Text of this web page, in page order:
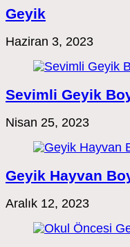
Geyik
Haziran 3, 2023
Sevimli Geyik
Nisan 25, 2023
Geyik Hayvan
Aralık 12, 2023